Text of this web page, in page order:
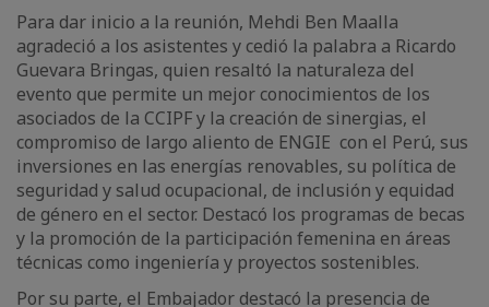
Para dar inicio a la reunión, Mehdi Ben Maalla
agradeció a los asistentes y cedió la palabra a Ricardo
Guevara Bringas, quien resaltó la naturaleza del
evento que permite un mejor conocimientos de los
asociados de la CCIPF y la creación de sinergias, el
compromiso de largo aliento de ENGIE con el Perú, sus
inversiones en las energías renovables, su política de
seguridad y salud ocupacional, de inclusión y equidad
de género en el sector. Destacó los programas de becas
y la promoción de la participación femenina en áreas
técnicas como ingeniería y proyectos sostenibles.
Por su parte, el Embajador destacó la presencia de